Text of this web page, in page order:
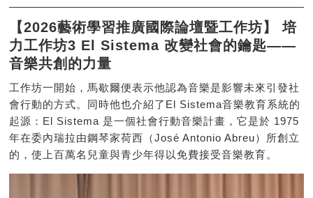
【2026藝術學習推廣國際論壇暨工作坊】 培
力工作坊3 El Sistema 改變社會的鑰匙——
音樂共創的力量
工作坊一開始，馬歇爾便表示他認為音樂是影響未來引發社
會行動的方式。同時他也介紹了El Sistema音樂教育系統的
起源：El Sistema 是一個社會行動音樂計畫，它是於 1975
年在委內瑞拉由鋼琴家荷西（José Antonio Abreu）所創立
的，使上百萬名兒童與青少年得以免費接受音樂教育。